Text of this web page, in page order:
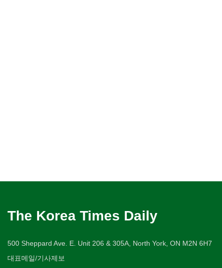
The Korea Times Daily
500 Sheppard Ave. E. Unit 206 & 305A, North York, ON M2N 6H7
대표메일/기사제보